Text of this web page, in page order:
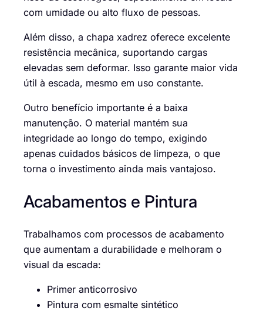
com umidade ou alto fluxo de pessoas.
Além disso, a chapa xadrez oferece excelente
resistência mecânica, suportando cargas
elevadas sem deformar. Isso garante maior vida
útil à escada, mesmo em uso constante.
Outro benefício importante é a baixa
manutenção. O material mantém sua
integridade ao longo do tempo, exigindo
apenas cuidados básicos de limpeza, o que
torna o investimento ainda mais vantajoso.
Acabamentos e Pintura
Trabalhamos com processos de acabamento
que aumentam a durabilidade e melhoram o
visual da escada:
Primer anticorrosivo
Pintura com esmalte sintético